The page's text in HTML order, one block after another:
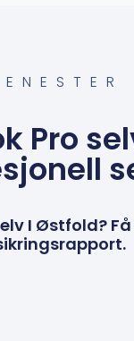
Pro
I Østfold?